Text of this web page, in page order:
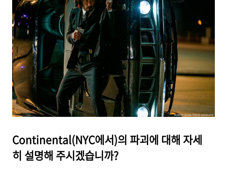
Continental(NYC에서)의 파괴에 대해 자세
히 설명해 주시겠습니까?